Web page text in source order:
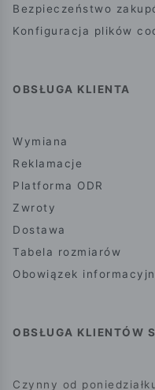
Bezpieczeństwo
Konfiguracja plików
OBSŁUGA KLIENTA
Wymiana
Reklamacje
Platforma ODR
Zwroty
Dostawa
Tabela rozmiarów
Obowiązek
OBSŁUGA KLIENTÓW
Czynny od